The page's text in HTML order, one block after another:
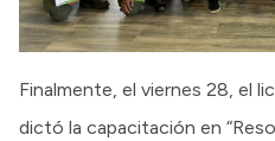
Finalmente, el viernes 28, el
dictó la capacitación en